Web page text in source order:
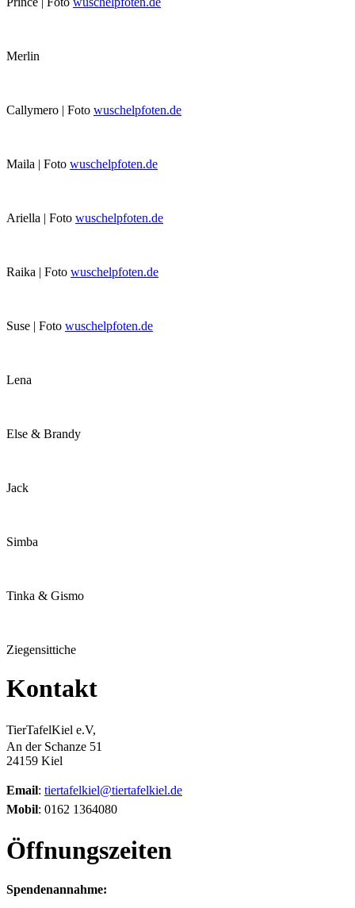
Merlin
Callymero | Foto wuschelpfoten.de
Maila | Foto wuschelpfoten.de
Ariella | Foto wuschelpfoten.de
Raika | Foto wuschelpfoten.de
Suse | Foto wuschelpfoten.de
Lena
Else & Brandy
Jack
Simba
Tinka & Gismo
Ziegensittiche
Kontakt
TierTafelKiel e.V,
An der Schanze 51
24159 Kiel
Email: tiertafelkiel@tiertafelkiel.de
Mobil: 0162 1364080
Öffnungszeiten
Spendenannahme: